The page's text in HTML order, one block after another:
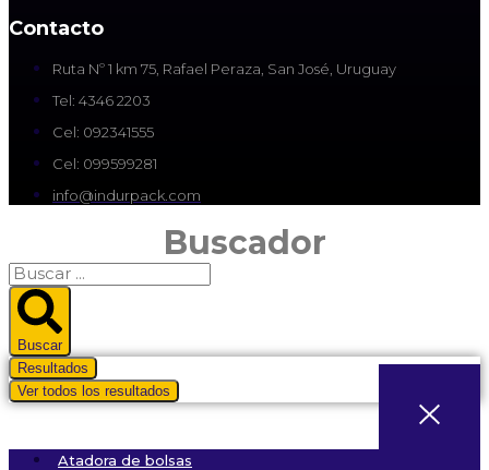
Contacto
Ruta Nº 1 km 75, Rafael Peraza, San José, Uruguay
Tel: 4346 2203
Cel: 092341555
Cel: 099599281
info@indurpack.com
Buscador
Search
...
Buscar
Resultados
Ver todos los resultados
Atadora de bolsas